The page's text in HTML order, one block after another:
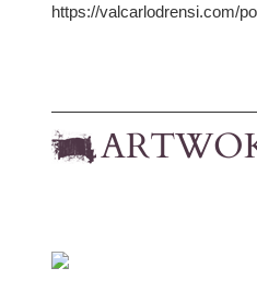
https://valcarlodrensi.com/